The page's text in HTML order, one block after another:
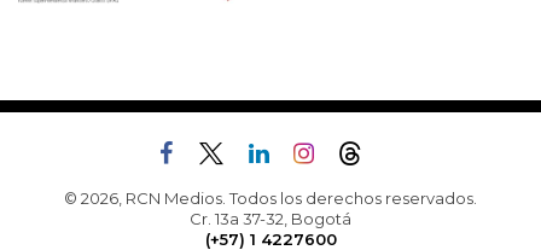
© 2026, RCN Medios. Todos los derechos reservados.
Cr. 13a 37-32, Bogotá
(+57) 1 4227600